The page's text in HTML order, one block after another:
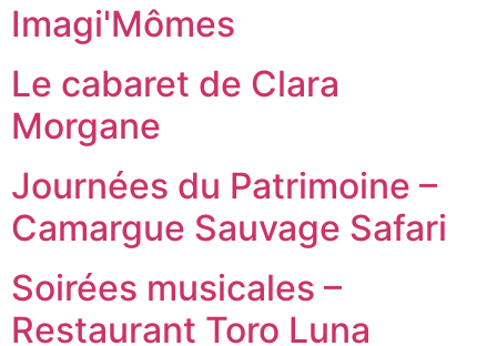
Imagi'Mômes
Le cabaret de Clara
Morgane
Journées du Patrimoine –
Camargue Sauvage Safari
Soirées musicales –
Restaurant Toro Luna